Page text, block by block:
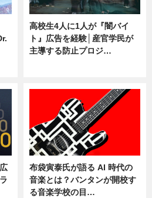
高校生4人に1人が『闇バイ
ト』広告を経験│産官学民が
主導する防止プロジ…
布袋寅泰氏が語る AI 時代の
音楽とは？バンタンが開校す
る音楽学校の目…